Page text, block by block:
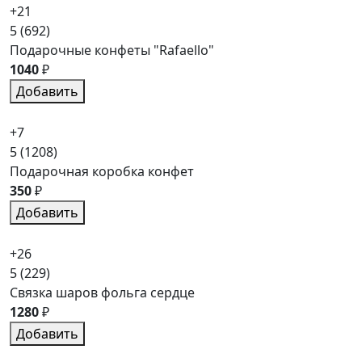
+21
5(692)
Подарочные конфеты "Rafaello"
1040₽
Добавить
+7
5(1208)
Подарочная коробка конфет
350₽
Добавить
+26
5(229)
Связка шаров фольга сердце
1280₽
Добавить